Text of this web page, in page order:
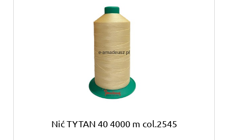
Nić TYTAN 40 4000 m col.2545